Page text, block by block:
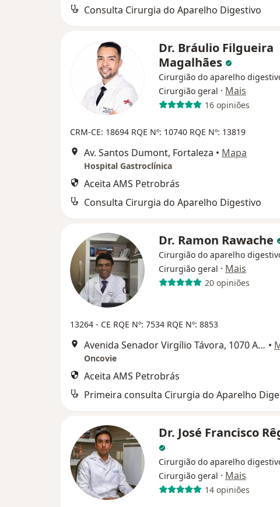
Consulta Cirurgia do Aparelho Digestivo
Dr. Bráulio Filgueira
Magalhães
Cirurgião do aparelho
Cirurgião geral · Mais
16 opiniões
CRM-CE: 18694 RQE Nº: 10740 RQE Nº: 13819
Av. Santos Dumont, Fortaleza • Mapa
Hospital Gastroclínica
Aceita AMS Petrobrás
Consulta Cirurgia do Aparelho Digestivo
Dr. Ramon Rawache
Cirurgião do aparelho
Cirurgião geral · Mais
20 opiniões
13264 - CE RQE Nº: 7534 RQE Nº: 8853
Avenida Senador Virgílio Távora, 1070 A, Fortaleza •
Oncovie
Aceita AMS Petrobrás
Dr. José Francisco
Cirurgião do aparelho
Cirurgião geral · Mais
14 opiniões